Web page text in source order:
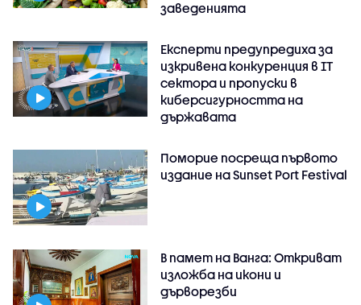
заведенията
Експерти предупредиха за
изкривена конкуренция в IT
сектора и пропуски в
киберсигурността на
държавата
Поморие посреща първото
издание на Sunset Port Festival
В памет на Ванга: Откриват
изложба на икони и
дърворезби